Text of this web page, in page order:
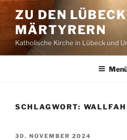
Zum
Inhalt
springen
ZU DEN
MÄRTYRERN
Katholische Kirche in Lübeck und
SCHLAGWORT:
VERÖFFENTLICHT
30. NOVEMBER 2024